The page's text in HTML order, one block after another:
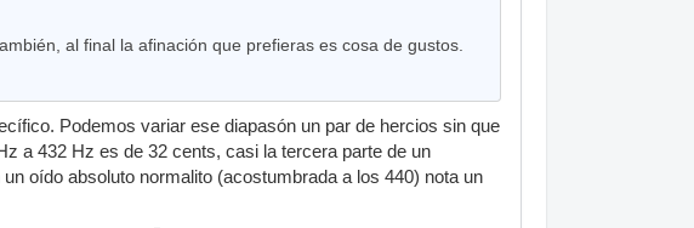
al final la afinación que prefieras es cosa de gustos.
Podemos variar ese diapasón un par de hercios sin que
a 432 Hz es de 32 cents, casi la tercera parte de un
oído absoluto normalito (acostumbrada a los 440) nota un